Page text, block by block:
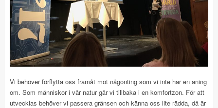
Vi behöver förflytta oss framåt mot någonting som vi inte har en aning
om. Som människor i vår natur går vi tillbaka i en komfortzon. För att
utvecklas behöver vi passera gränsen och känna oss lite rädda, då är